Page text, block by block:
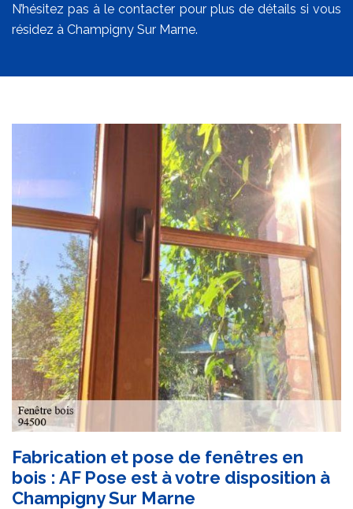
N’hésitez pas à le contacter pour plus de détails si vous
résidez à Champigny Sur Marne.
Fabrication et pose de fenêtres en
bois : AF Pose est à votre disposition à
Champigny Sur Marne